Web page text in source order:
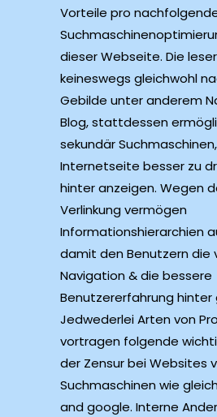
Vorteile pro
dieser Webseite. Die
keineswegs gleichwohl
Gebilde unter anderem
Blog, stattdessen
sekundär
Internetseite besser zu
hinter anzeigen. Wegen
Verlinkung vermögen
Informationshierarchien
damit den Benutzern die
Navigation & die bessere
Benutzererfahrung hinter
Jedwederlei Arten von
vortragen folgende
der Zensur bei Websites
Suchmaschinen wie
and google. Interne